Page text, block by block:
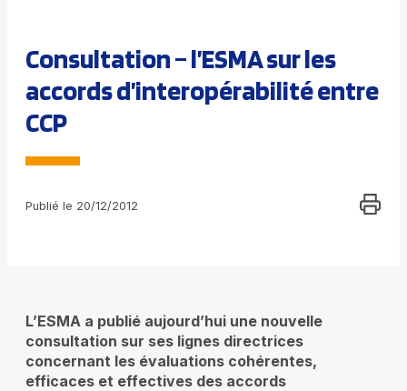
Consultation – l’ESMA sur les
accords d’interopérabilité entre
CCP
Publié le 20/12/2012
L’ESMA a publié aujourd’hui une nouvelle
consultation sur ses lignes directrices
concernant les évaluations cohérentes,
efficaces et effectives des accords